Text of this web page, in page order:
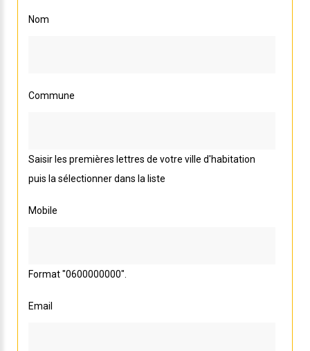
Nom
Commune
Saisir les premières lettres de votre ville d'habitation
puis la sélectionner dans la liste
Mobile
Format "0600000000".
Email